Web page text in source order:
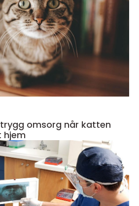
hjem